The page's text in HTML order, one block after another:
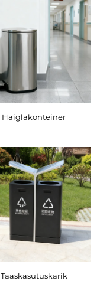
Haiglakonteiner
Taaskasutuskarik